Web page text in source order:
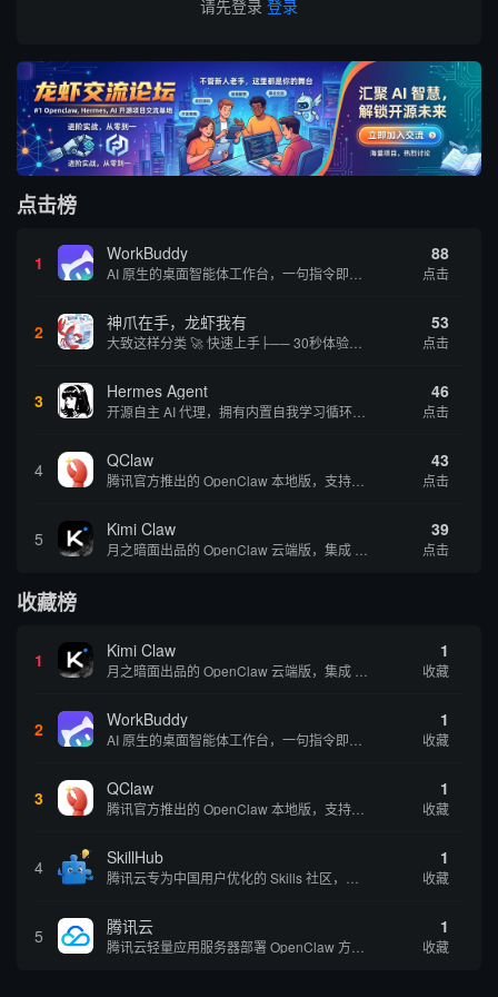
请先登录 登录
点击榜
1 WorkBuddy 88
点击
2 神爪在手，龙虾我有 53
点击
3 Hermes Agent 46
点击
4 QClaw 43
点击
5 Kimi Claw 39
点击
收藏榜
1 Kimi Claw 1
收藏
2 WorkBuddy 1
收藏
3 QClaw 1
收藏
4 SkillHub 1
收藏
5 腾讯云 1
收藏